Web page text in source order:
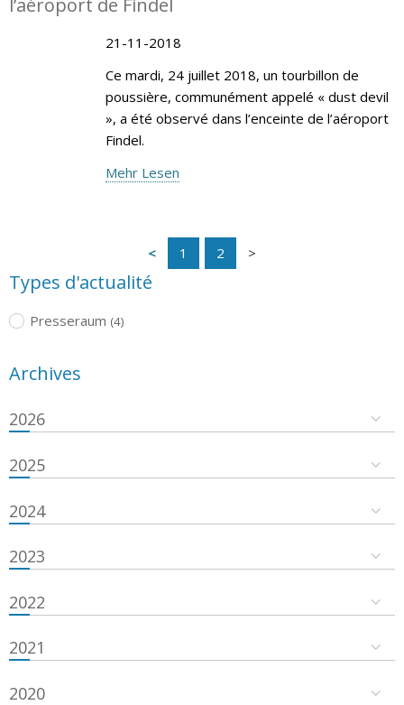
21-11-2018
Ce mardi, 24 juillet 2018, un tourbillon de
poussière, communément appelé « dust devil
», a été observé dans l’enceinte de l’aéroport
Findel.
Mehr Lesen
1 2
Types d'actualité
Presseraum (4)
Archives
2026
2025
2024
2023
2022
2021
2020